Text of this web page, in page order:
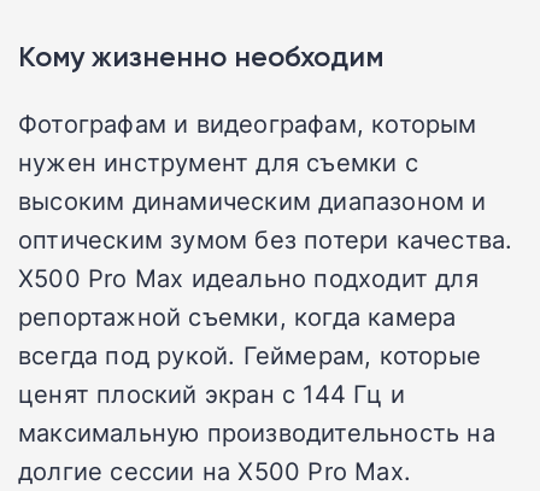
Кому жизненно необходим
Фотографам и видеографам, которым
нужен инструмент для съемки с
высоким динамическим диапазоном и
оптическим зумом без потери качества.
X500 Pro Max идеально подходит для
репортажной съемки, когда камера
всегда под рукой. Геймерам, которые
ценят плоский экран с 144 Гц и
максимальную производительность на
долгие сессии на X500 Pro Max.